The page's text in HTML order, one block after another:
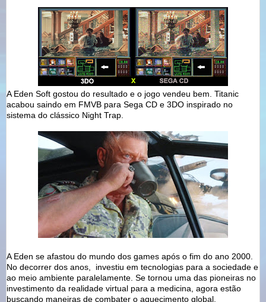
A Eden Soft gostou do resultado e o jogo vendeu bem. Titanic
acabou saindo em FMVB para Sega CD e 3DO inspirado no
sistema do clássico Night Trap.
A Eden se afastou do mundo dos games após o fim do ano 2000.
No decorrer dos anos, investiu em tecnologias para a sociedade e
ao meio ambiente paralelamente. Se tornou uma das pioneiras no
investimento da realidade virtual para a medicina, agora estão
buscando maneiras de combater o aquecimento global.